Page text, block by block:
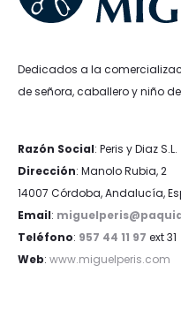
Dedicados a la
de señora, caballero y niño
Razón Social: Peris y Diaz S.L.
Dirección: Manolo Rubia, 2
14007 Córdoba, Andalucía,
Email:
Teléfono: 957 44 11 97 ext 31
Web: www.miguelperis.com